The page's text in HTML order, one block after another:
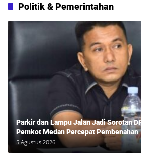
Politik & Pemerintahan
Parkir dan Lampu Jalan Jadi Sorotan
Pemkot Medan Percepat Pembenahan
5 Agustus 2026